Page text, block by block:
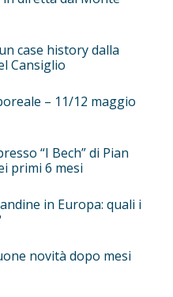
case history dalla
Cansiglio
– 11/12 maggio
“I Bech” di Pian
primi 6 mesi
in Europa: quali i
novità dopo mesi